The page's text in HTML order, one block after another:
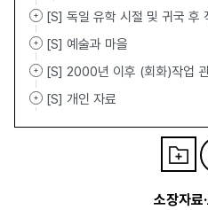
[S] 독일 유학 시절 및 귀국 후
[S] 예술과 마을
[S] 2000년 이후 (회화)작업
[S] 개인 자료
소장자료